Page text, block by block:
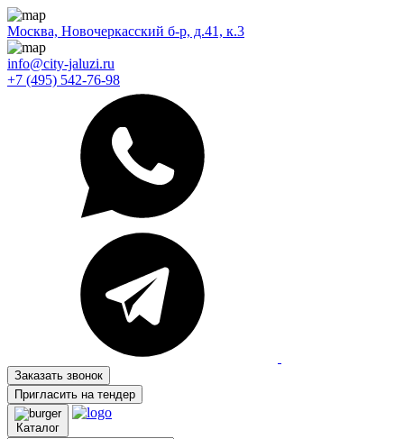
Москва, Новочеркасский б-р, д.41, к.3
info@city-jaluzi.ru
+7 (495) 542-76-98
Заказать звонок
Пригласить на тендер
Каталог